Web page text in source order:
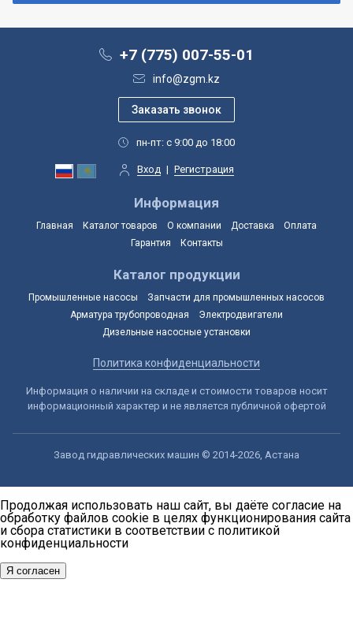
+7 (775) 007-55-01
info@zgm.kz
пн-пт: с 9:00 до 18:00
Вход | Регистрация
Информация
Главная Каталог товаров О компании Доставка
Оплата
Гарантия
Контакты
Каталог продукции
Промышленные насосы
Запчасти для промышленных насосов
Арматура трубопроводная
Электродвигатели
Дизельные насосные установки
Политика конфиденциальности
Информация о наличии на складе и стоимости товаров носит
информационный характер и не является публичной офертой
Завод гидравлических машин © 2014-2026, Астана
Продолжая использовать наш сайт, вы даёте согласие на
обработку файлов cookie в целях функционирования сайта
и сбора статистики в соответствии с политикой
конфиденциальности
Я согласен